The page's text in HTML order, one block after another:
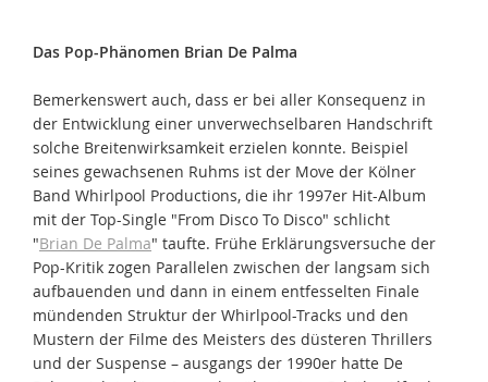
Das Pop-Phänomen Brian De Palma
Bemerkenswert auch, dass er bei aller Konsequenz in
der Entwicklung einer unverwechselbaren Handschrift
solche Breitenwirksamkeit erzielen konnte. Beispiel
seines gewachsenen Ruhms ist der Move der Kölner
Band Whirlpool Productions, die ihr 1997er Hit-Album
mit der Top-Single "From Disco To Disco" schlicht
"Brian De Palma" taufte. Frühe Erklärungsversuche der
Pop-Kritik zogen Parallelen zwischen der langsam sich
aufbauenden und dann in einem entfesselten Finale
mündenden Struktur der Whirlpool-Tracks und den
Mustern der Filme des Meisters des düsteren Thrillers
und der Suspense – ausgangs der 1990er hatte De